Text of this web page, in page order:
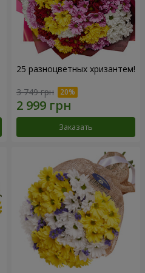
25 разноцветных хризантем!
3 749 грн
Заказать